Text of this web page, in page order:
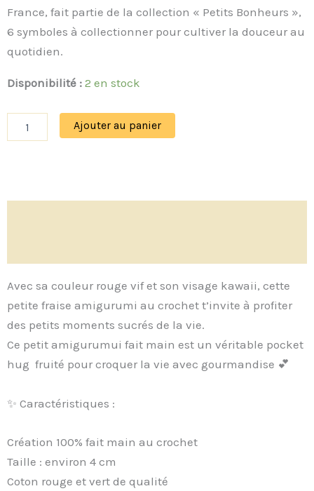
France, fait partie de la collection « Petits Bonheurs »,
6 symboles à collectionner pour cultiver la douceur au
quotidien.
Disponibilité : 2 en stock
Ajouter au panier
Avec sa couleur rouge vif et son visage kawaii, cette
petite fraise amigurumi au crochet t’invite à profiter
des petits moments sucrés de la vie.
Ce petit amigurumui fait main est un véritable pocket
hug fruité pour croquer la vie avec gourmandise 💕
✨ Caractéristiques :
Création 100% fait main au crochet
Taille : environ 4 cm
Coton rouge et vert de qualité